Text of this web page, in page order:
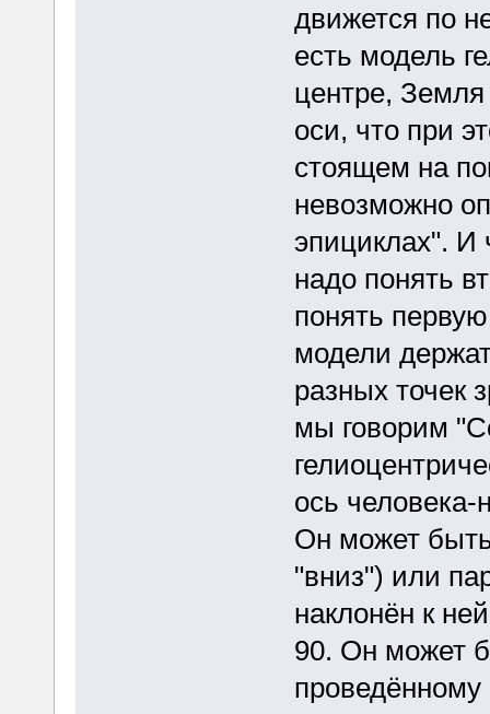
движется по
есть модель
центре,
оси, что при
стоящем на
невозможно
эпициклах". И
надо понять
понять
модели
разных точек
мы говорим
ось человека-
Он может
"вниз") или
наклонён к
90. Он может